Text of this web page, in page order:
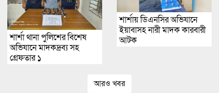
শার্শা থানা পুলিশের বিশেষ
অভিযানে মাদকদ্রব্য সহ
গ্রেফতার ১
শার্শায় ডিএনসির অভিযানে
ইয়াবাসহ নারী মাদক কারবারী
আটক
আরও খবর